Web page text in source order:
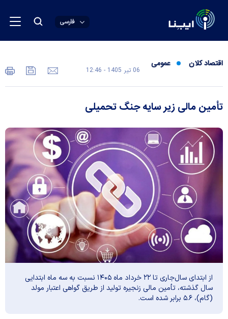
فارسی
اقتصاد کلان عمومی
06 تير 1405 - 12:46
تأمین مالی زیر سایه جنگ تحمیلی
از ابتدای سال‌جاری تا ۲۲ خرداد ماه ۱۴۰۵ نسبت به سه ماه ابتدایی
سال گذشته، تأمین مالی زنجیره تولید از طریق گواهی اعتبار مولد
(گام)، ۵.۶ برابر شده است.